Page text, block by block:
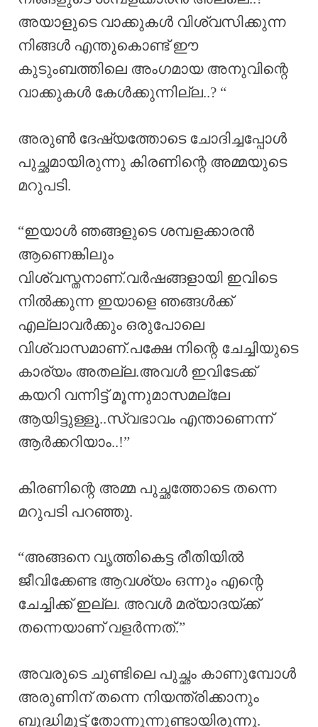
അയാളുടെ വാക്കുകൾ വിശ്വസിക്കുന്ന
നിങ്ങൾ എന്തുകൊണ്ട് ഈ
കുടുംബത്തിലെ അംഗമായ അനുവിന്റെ
വാക്കുകൾ കേൾക്കുന്നില്ല..? “
അരുൺ ദേഷ്യത്തോടെ ചോദിച്ചപ്പോൾ
പുച്ഛമായിരുന്നു കിരണിന്റെ അമ്മയുടെ
മറുപടി.
“ഇയാൾ ഞങ്ങളുടെ ശമ്പളക്കാരൻ
ആണെങ്കിലും
വിശ്വസ്തനാണ്.വർഷങ്ങളായി ഇവിടെ
നിൽക്കുന്ന ഇയാളെ ഞങ്ങൾക്ക്
എല്ലാവർക്കും ഒരുപോലെ
വിശ്വാസമാണ്.പക്ഷേ നിന്റെ ചേച്ചിയുടെ
കാര്യം അതല്ല.അവൾ ഇവിടേക്ക്
കയറി വന്നിട്ട് മൂന്നുമാസമല്ലേ
ആയിട്ടുള്ളൂ..സ്വഭാവം എന്താണെന്ന്
ആർക്കറിയാം..!”
കിരണിന്റെ അമ്മ പുച്ഛത്തോടെ തന്നെ
മറുപടി പറഞ്ഞു.
“അങ്ങനെ വൃത്തികെട്ട രീതിയിൽ
ജീവിക്കേണ്ട ആവശ്യം ഒന്നും എന്റെ
ചേച്ചിക്ക് ഇല്ല. അവൾ മര്യാദയ്ക്ക്
തന്നെയാണ് വളർന്നത്.”
അവരുടെ ചുണ്ടിലെ പുച്ഛം കാണുമ്പോൾ
അരുണിന് തന്നെ നിയന്ത്രിക്കാനും
ബുദ്ധിമുട്ട് തോന്നുന്നുണ്ടായിരുന്നു.